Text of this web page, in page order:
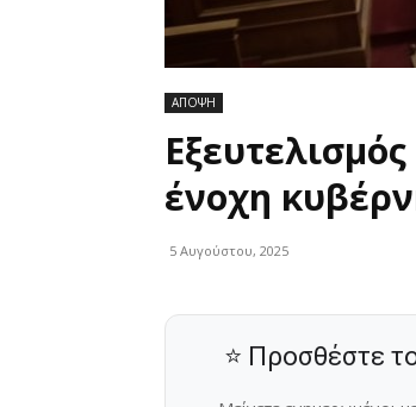
ΑΠΟΨΗ
ένοχη
5 Αυγούστου, 2025
⭐ Προσθέστε